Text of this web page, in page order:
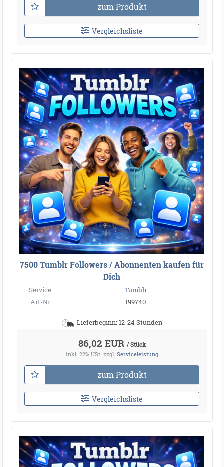
zum Produkt
Vergleichsliste
7500 Tumblr Followers / Abonnenten kaufen für
Dich
Service:
Tumblr
Art-Nr.
199740
Lieferbeginn: 12-24 Stunden
86,02 EUR / Stück
inkl. 22% USt. zzgl. Serviceleistung
zum Produkt
Vergleichsliste